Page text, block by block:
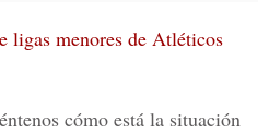
ligas menores de Atléticos
cómo está la situación